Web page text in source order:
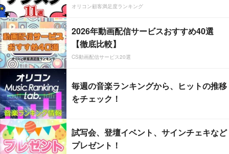
オリコン顧客満足度ランキング
2026年動画配信サービスおすすめ40選
【徹底比較】
CS動画配信サービス20選
毎週の音楽ランキングから、ヒットの推移
をチェック！
試写会、登壇イベント、サインチェキなど
プレゼント！